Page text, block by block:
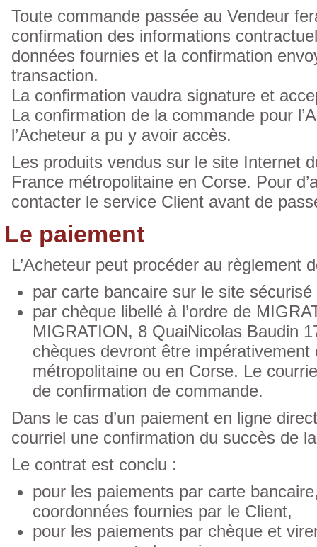
Toute commande passée au Vendeur
confirmation des informations
données fournies et la confirmation
transaction.
La confirmation vaudra signature et
La confirmation de la commande pour
l’Acheteur a pu y avoir accès.
Les produits vendus sur le site Internet
France métropolitaine en Corse. Pour
contacter le service Client avant de
Le paiement
L’Acheteur peut procéder au règlement
par carte bancaire sur le site
par chèque libellé à l’ordre de
MIGRATION, 8 QuaiNicolas Baudin
chèques devront être
métropolitaine ou en Corse. Le
de confirmation de commande.
Dans le cas d’un paiement en ligne
courriel une confirmation du succès de
Le contrat est conclu :
pour les paiements par carte
coordonnées fournies par le Client,
pour les paiements par chèque et